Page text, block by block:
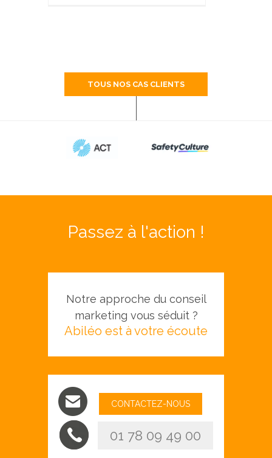
TOUS NOS CAS CLIENTS
Passez à l'action !
Notre approche du conseil
marketing vous séduit ?
Abiléo est à votre écoute
CONTACTEZ-NOUS
01 78 09 49 00